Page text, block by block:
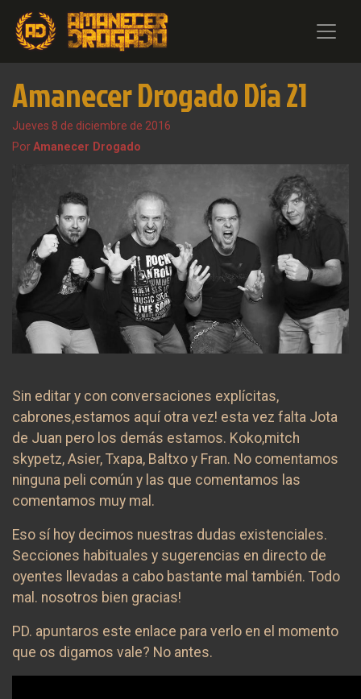
Amanecer Drogado Día 21
Jueves 8 de diciembre de 2016
PorAmanecer Drogado
Sin editar y con conversaciones explícitas,
cabrones,estamos aquí otra vez! esta vez falta Jota
de Juan pero los demás estamos. Koko,mitch
skypetz, Asier, Txapa, Baltxo y Fran. No comentamos
ninguna peli común y las que comentamos las
comentamos muy mal.
Eso sí hoy decimos nuestras dudas existenciales.
Secciones habituales y sugerencias en directo de
oyentes llevadas a cabo bastante mal también. Todo
mal. nosotros bien gracias!
PD. apuntaros este enlace para verlo en el momento
que os digamos vale? No antes.